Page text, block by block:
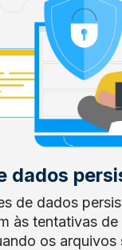
dados
de dados
às tentativas
os arquivos